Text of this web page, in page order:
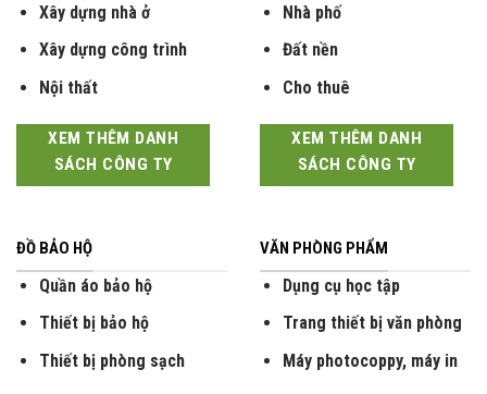
Xây dựng nhà ở
Xây dựng công trình
Nội thất
XEM THÊM DANH
SÁCH CÔNG TY
Nhà phố
Đất nền
Cho thuê
XEM THÊM DANH
SÁCH CÔNG TY
ĐỒ BẢO HỘ
Quần áo bảo hộ
Thiết bị bảo hộ
Thiết bị phòng sạch
VĂN PHÒNG PHẨM
Dụng cụ học tập
Trang thiết bị văn phòng
Máy photocoppy, máy in